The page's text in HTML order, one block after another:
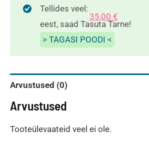
kogus
Tellides veel:
35,00 €
eest, saad Tasuta Tarne!
> TAGASI POODI <
Arvustused (0)
Arvustused
Tooteülevaateid veel ei ole.